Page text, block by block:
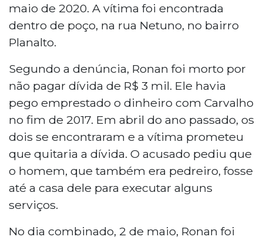
maio de 2020. A vítima foi encontrada
dentro de poço, na rua Netuno, no bairro
Planalto.
Segundo a denúncia, Ronan foi morto por
não pagar dívida de R$ 3 mil. Ele havia
pego emprestado o dinheiro com Carvalho
no fim de 2017. Em abril do ano passado, os
dois se encontraram e a vítima prometeu
que quitaria a dívida. O acusado pediu que
o homem, que também era pedreiro, fosse
até a casa dele para executar alguns
serviços.
No dia combinado, 2 de maio, Ronan foi